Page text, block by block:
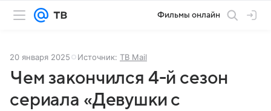
Фильмы онлайн
20 января 2025 Источник: ТВ Mail
Чем закончился 4-й сезон
сериала «Девушки с